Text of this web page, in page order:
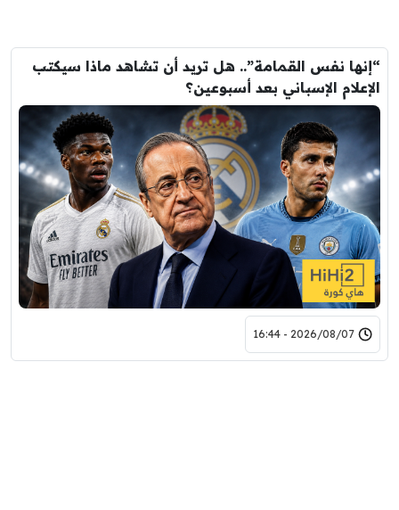
“إنها نفس القمامة”.. هل تريد أن تشاهد ماذا سيكتب
الإعلام الإسباني بعد أسبوعين؟
2026/08/07 - 16:44